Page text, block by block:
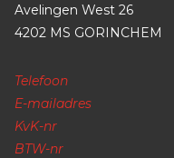
Avelingen West 26
4202 MS GORINCHEM
Telefoon
E-mailadres
KvK-nr
BTW-nr